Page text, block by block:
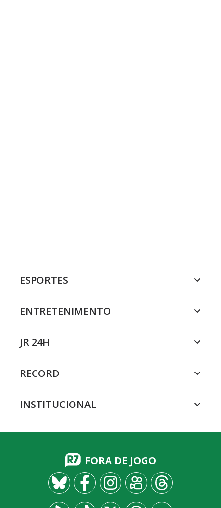
ESPORTES
ENTRETENIMENTO
JR 24H
RECORD
INSTITUCIONAL
FORA DE JOGO